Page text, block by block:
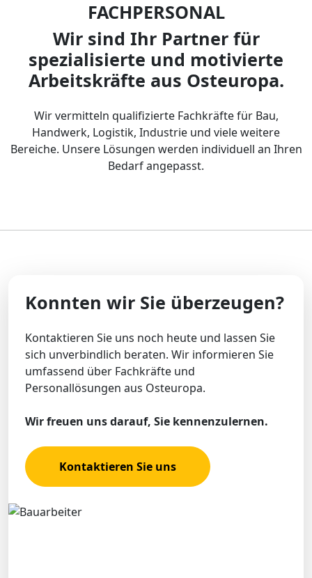
FACHPERSONAL
Wir sind Ihr Partner für
spezialisierte und motivierte
Arbeitskräfte aus Osteuropa.
Wir vermitteln qualifizierte Fachkräfte für Bau,
Handwerk, Logistik, Industrie und viele weitere
Bereiche. Unsere Lösungen werden individuell an Ihren
Bedarf angepasst.
Konnten wir Sie überzeugen?
Kontaktieren Sie uns noch heute und lassen Sie
sich unverbindlich beraten. Wir informieren Sie
umfassend über Fachkräfte und
Personallösungen aus Osteuropa.
Wir freuen uns darauf, Sie kennenzulernen.
Kontaktieren Sie uns